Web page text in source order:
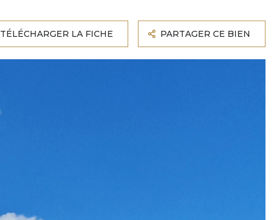
TÉLÉCHARGER LA FICHE PARTAGER CE BIEN